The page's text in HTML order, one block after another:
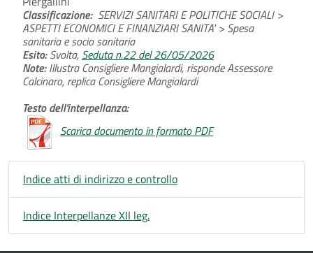
Classificazione: SERVIZI SANITARI E POLITICHE SOCIALI >
ASPETTI ECONOMICI E FINANZIARI SANITA' > Spesa
sanitaria e socio sanitaria
Esito:Svolta, Seduta n.22 del 26/05/2026
Note:Illustra Consigliere Mangialardi, risponde Assessore
Calcinaro, replica Consigliere Mangialardi
Testo dell'interpellanza:
Scarica documento in formato PDF
Indice atti di indirizzo e controllo
Indice Interpellanze XII leg.